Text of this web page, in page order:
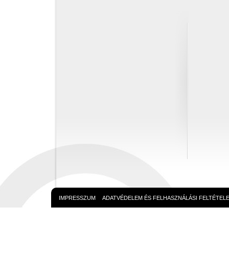
IMPRESSZUM ADATVÉDELEM ÉS FELHASZNÁLÁSI